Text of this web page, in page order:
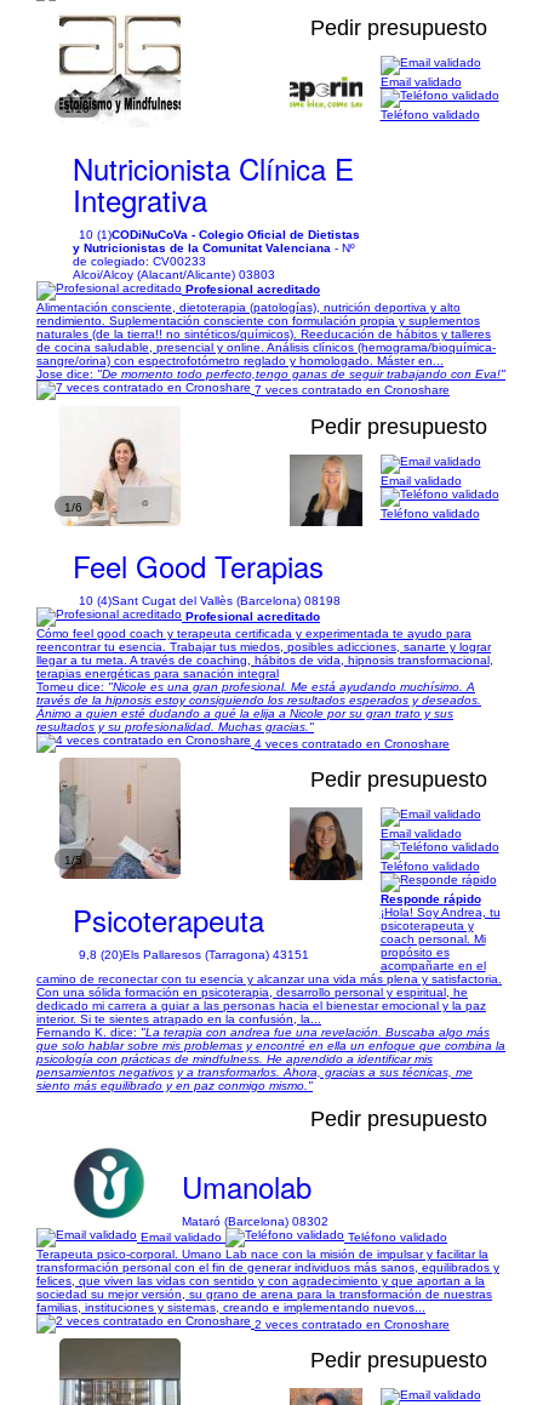
1/10
Pedir presupuesto
Nutricionista Clínica E
Integrativa
10 (1)CODiNuCoVa - Colegio Oficial de Dietistas
y Nutricionistas de la Comunitat Valenciana - Nº
de colegiado: CV00233
Alcoi/Alcoy (Alacant/Alicante) 03803
Email validado
Teléfono validado
Profesional acreditado
Alimentación consciente, dietoterapia (patologías), nutrición deportiva y alto
rendimiento. Suplementación consciente con formulación propia y suplementos
naturales (de la tierra!! no sintéticos/químicos). Reeducación de hábitos y talleres
de cocina saludable, presencial y online. Análisis clínicos (hemograma/bioquímica-
sangre/orina) con espectrofotómetro reglado y homologado. Máster en...
Jose dice: "De momento todo perfecto,tengo ganas de seguir trabajando con Eva!"
7 veces contratado en Cronoshare
1/6
Pedir presupuesto
Feel Good Terapias
10 (4)Sant Cugat del Vallès (Barcelona) 08198
Email validado
Teléfono validado
Profesional acreditado
Cómo feel good coach y terapeuta certificada y experimentada te ayudo para
reencontrar tu esencia. Trabajar tus miedos, posibles adicciones, sanarte y lograr
llegar a tu meta. A través de coaching, hábitos de vida, hipnosis transformacional,
terapias energéticas para sanación integral
Tomeu dice: "Nicole es una gran profesional. Me está ayudando muchísimo. A
través de la hipnosis estoy consiguiendo los resultados esperados y deseados.
Ánimo a quien esté dudando a qué la elija a Nicole por su gran trato y sus
resultados y su profesionalidad. Muchas gracias."
4 veces contratado en Cronoshare
1/5
Pedir presupuesto
Psicoterapeuta
9,8 (20)Els Pallaresos (Tarragona) 43151
Email validado
Teléfono validado
Responde rápido
¡Hola! Soy Andrea, tu
psicoterapeuta y
coach personal. Mi
propósito es
acompañarte en el
camino de reconectar con tu esencia y alcanzar una vida más plena y satisfactoria.
Con una sólida formación en psicoterapia, desarrollo personal y espiritual, he
dedicado mi carrera a guiar a las personas hacia el bienestar emocional y la paz
interior. Si te sientes atrapado en la confusión, la...
Fernando K. dice: "La terapia con andrea fue una revelación. Buscaba algo más
que solo hablar sobre mis problemas y encontré en ella un enfoque que combina la
psicología con prácticas de mindfulness. He aprendido a identificar mis
pensamientos negativos y a transformarlos. Ahora, gracias a sus técnicas, me
siento más equilibrado y en paz conmigo mismo."
Pedir presupuesto
Umanolab
Mataró (Barcelona) 08302
Email validado
Teléfono validado
Terapeuta psico-corporal. Umano Lab nace con la misión de impulsar y facilitar la
transformación personal con el fin de generar individuos más sanos, equilibrados y
felices, que viven las vidas con sentido y con agradecimiento y que aportan a la
sociedad su mejor versión, su grano de arena para la transformación de nuestras
familias, instituciones y sistemas, creando e implementando nuevos...
2 veces contratado en Cronoshare
Pedir presupuesto